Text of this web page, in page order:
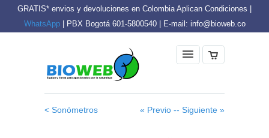
GRATIS* envios y devoluciones en Colombia Aplican Condiciones |
WhatsApp| PBX Bogotá 601-5800540 | E-mail: info@bioweb.co
« Previo -- Siguiente »
< Sonómetros